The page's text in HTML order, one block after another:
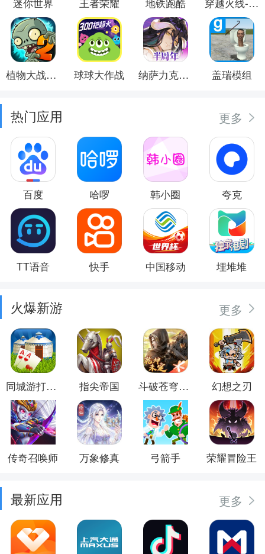
植物大战僵尸2 球球大作战 纳萨力克之王 盖瑞模组
热门应用 更多
百度 哈啰 韩小圈 夸克
TT语音 快手 中国移动 埋堆堆
火爆新游 更多
同城游打大尖 指尖帝国 斗破苍穹：异火重燃 幻想之刃
传奇召唤师 万象修真 弓箭手 荣耀冒险王
最新应用 更多